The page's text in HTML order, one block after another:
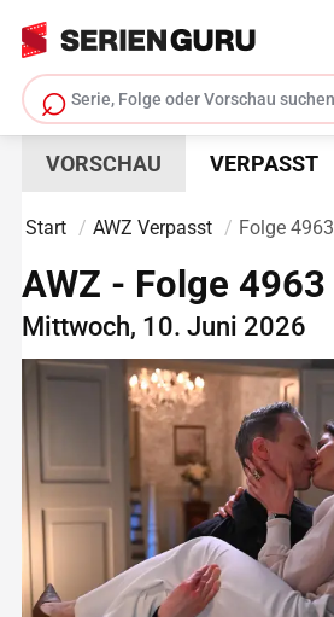
⌕
Serie suchen
VORSCHAU VERPASST
Start AWZ Verpasst Folge 4963
AWZ - Folge 4963
Mittwoch, 10. Juni 2026